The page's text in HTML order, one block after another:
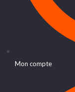
Mon compte